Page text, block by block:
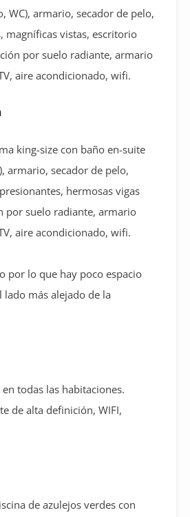
WC), armario, secador de pelo,
magníficas vistas, escritorio
por suelo radiante, armario
aire acondicionado, wifi.
king-size con baño en-suite
armario, secador de pelo,
hermosas vigas
por suelo radiante, armario
aire acondicionado, wifi.
por lo que hay poco espacio
lado más alejado de la
todas las habitaciones.
de alta definición, WIFI,
de azulejos verdes con